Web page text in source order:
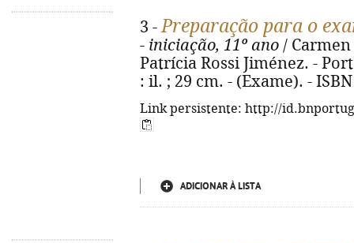
3 -Preparação para o
- iniciação, 11º ano /
Patrícia Rossi Jiménez. -
: il. ; 29 cm. - (Exame). -
Link persistente: http://
ADICIONAR À LISTA